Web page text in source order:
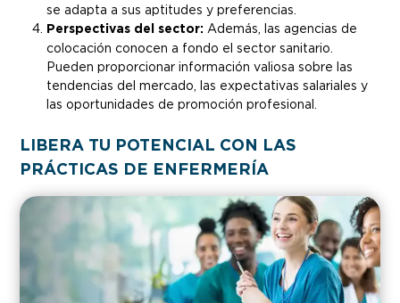
se adapta a sus aptitudes y preferencias.
Perspectivas del sector: Además, las agencias de
colocación conocen a fondo el sector sanitario.
Pueden proporcionar información valiosa sobre las
tendencias del mercado, las expectativas salariales y
las oportunidades de promoción profesional.
LIBERA TU POTENCIAL CON LAS
PRÁCTICAS DE ENFERMERÍA